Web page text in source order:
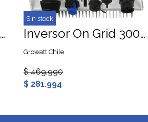
Panel Solar 590W Mono TOPCON TW Solar
Sin stock
Inversor On Grid 3000W Growatt MIC3000TL-X
Growatt Chile
$ 469.990
$ 281.994